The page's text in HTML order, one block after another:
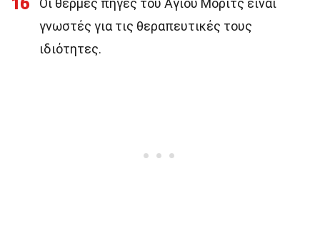
Οι θερμές πηγές του Άγιου Μορίτς είναι
γνωστές για τις θεραπευτικές τους
ιδιότητες.